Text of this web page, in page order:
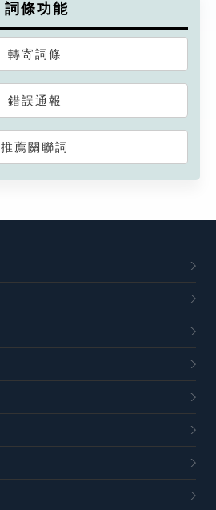
詞條功能
轉寄詞條
錯誤通報
推薦關聯詞